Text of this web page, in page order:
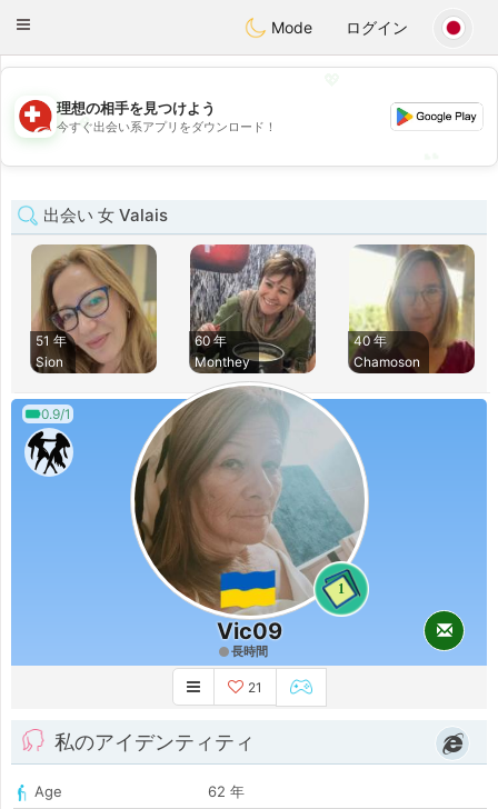
Suissi
Toggle
Mode ログイン
💖
💕
理想の相手を見つけよう
今すぐ出会い系アプリをダウンロード！
出会い 女 Valais
51 年
Sion
60 年
Monthey
40 年
Chamoson
0.9/1
1
Vic09
長時間
21
私のアイデンティティ
Age
62 年